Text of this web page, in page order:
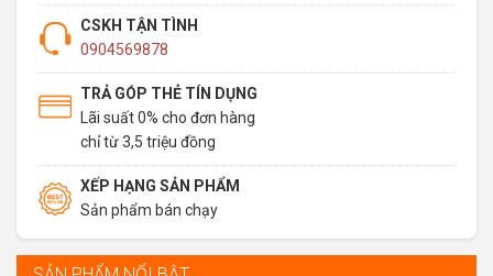
CSKH TẬN TÌNH
0904569878
TRẢ GÓP THẺ TÍN DỤNG
Lãi suất 0% cho đơn hàng
chỉ từ 3,5 triệu đồng
XẾP HẠNG SẢN PHẨM
Sản phẩm bán chạy